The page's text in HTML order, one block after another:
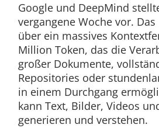
Google und DeepMind
vergangene Woche vor.
über ein massives
Million Token, das die
großer Dokumente,
Repositories oder
in einem Durchgang
kann Text, Bilder, Videos
generieren und verstehen.